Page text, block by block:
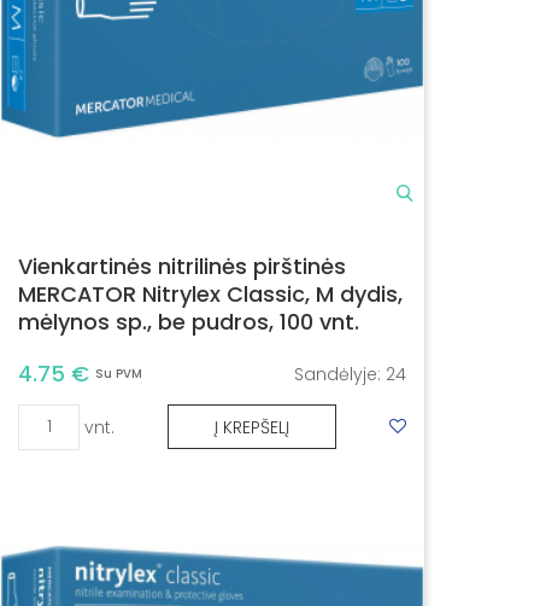
Vienkartinės nitrilinės pirštinės
MERCATOR Nitrylex Classic, M dydis,
mėlynos sp., be pudros, 100 vnt.
4.75 € Su PVM Sandėlyje: 24
vnt. Į KREPŠELĮ